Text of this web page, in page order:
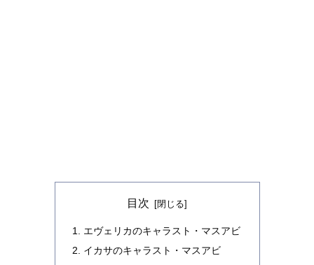
目次
エヴェリカのキャラスト・マスアビ
イカサのキャラスト・マスアビ